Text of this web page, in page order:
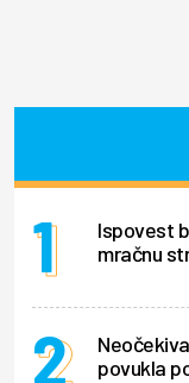
Ispovest
mračnu
povukla